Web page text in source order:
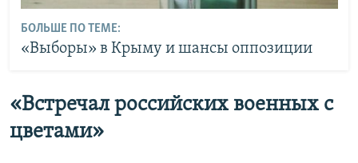
БОЛЬШЕ ПО ТЕМЕ:
«Выборы» в Крыму и шансы оппозиции
«Встречал российских военных с
цветами»